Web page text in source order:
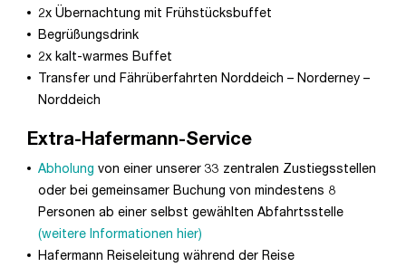
2x Übernachtung mit Frühstücksbuffet
Begrüßungsdrink
2x kalt-warmes Buffet
Transfer und Fährüberfahrten Norddeich – Norderney –
Norddeich
Extra-Hafermann-Service
Abholung von einer unserer 33 zentralen Zustiegsstellen
oder bei gemeinsamer Buchung von mindestens 8
Personen ab einer selbst gewählten Abfahrtsstelle
(weitere Informationen hier)
Hafermann Reiseleitung während der Reise